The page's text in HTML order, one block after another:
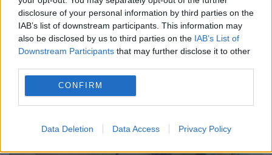
disclosure of your personal information by third parties on the
IAB’s list of downstream participants. This information may
also be disclosed by us to third parties on the IAB’s List of
Downstream Participants that may further disclose it to other
CONFIRM
Data Deletion Data Access Privacy Policy
populației comunitare, documentul
relevând cifre îngrijorătoare pentru
stabilitatea economică a blocului...